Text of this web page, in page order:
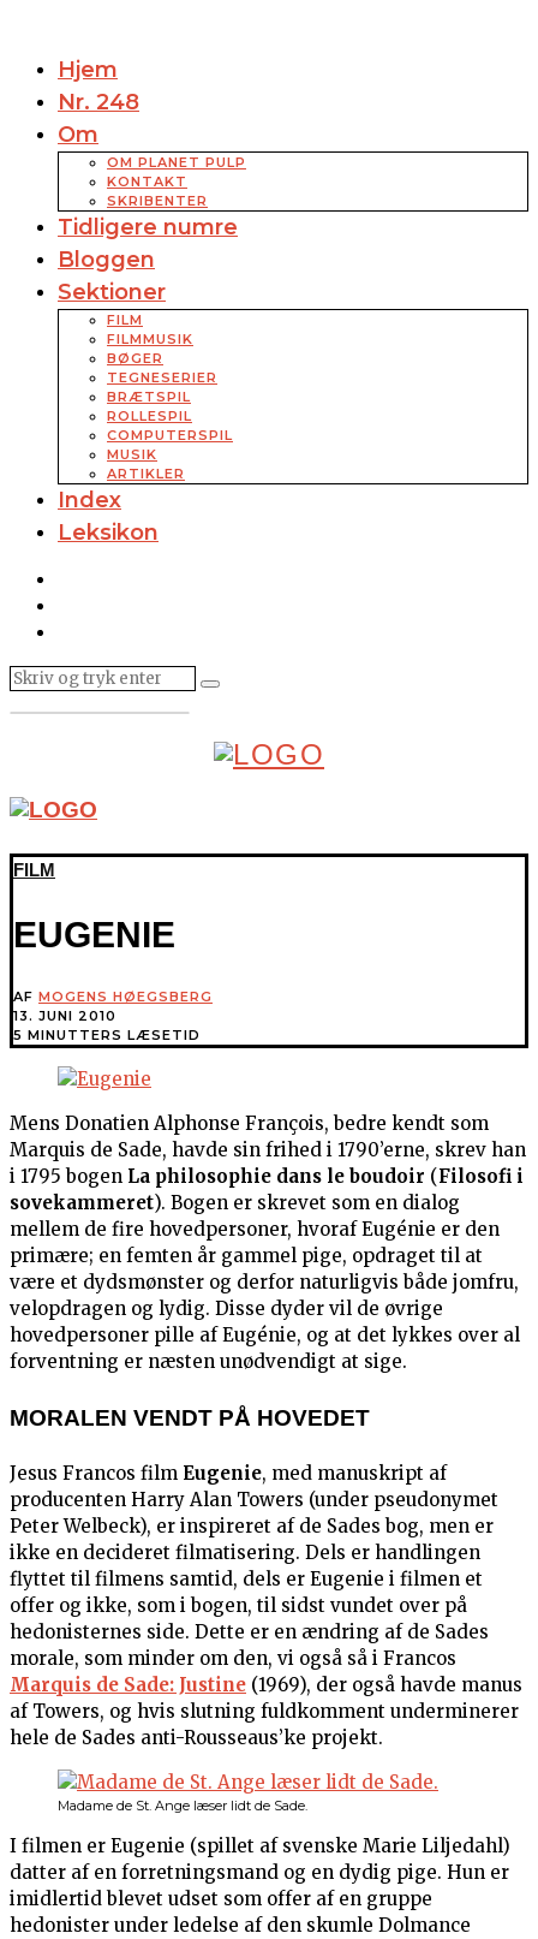
Hjem
Nr. 248
Om
OM PLANET PULP
KONTAKT
SKRIBENTER
Tidligere numre
Bloggen
Sektioner
FILM
FILMMUSIK
BØGER
TEGNESERIER
BRÆTSPIL
ROLLESPIL
COMPUTERSPIL
MUSIK
ARTIKLER
Index
Leksikon
FILM
EUGENIE
AF MOGENS HØEGSBERG
13. JUNI 2010
5 MINUTTERS LÆSETID
Mens Donatien Alphonse François, bedre kendt som
Marquis de Sade, havde sin frihed i 1790’erne, skrev han
i 1795 bogen La philosophie dans le boudoir (Filosofi i
sovekammeret). Bogen er skrevet som en dialog
mellem de fire hovedpersoner, hvoraf Eugénie er den
primære; en femten år gammel pige, opdraget til at
være et dydsmønster og derfor naturligvis både jomfru,
velopdragen og lydig. Disse dyder vil de øvrige
hovedpersoner pille af Eugénie, og at det lykkes over al
forventning er næsten unødvendigt at sige.
MORALEN VENDT PÅ HOVEDET
Jesus Francos film Eugenie, med manuskript af
producenten Harry Alan Towers (under pseudonymet
Peter Welbeck), er inspireret af de Sades bog, men er
ikke en decideret filmatisering. Dels er handlingen
flyttet til filmens samtid, dels er Eugenie i filmen et
offer og ikke, som i bogen, til sidst vundet over på
hedonisternes side. Dette er en ændring af de Sades
morale, som minder om den, vi også så i Francos
Marquis de Sade: Justine (1969), der også havde manus
af Towers, og hvis slutning fuldkomment underminerer
hele de Sades anti-Rousseaus’ke projekt.
Madame de St. Ange læser lidt de Sade.
I filmen er Eugenie (spillet af svenske Marie Liljedahl)
datter af en forretningsmand og en dydig pige. Hun er
imidlertid blevet udset som offer af en gruppe
hedonister under ledelse af den skumle Dolmance